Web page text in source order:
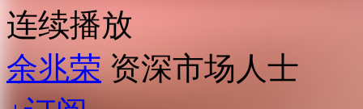
连续播放
余兆荣 资深市场人士